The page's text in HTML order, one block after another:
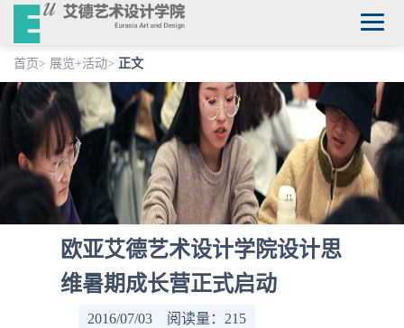
首页> 展览+活动> 正文
欧亚艾德艺术设计学院设计思
维暑期成长营正式启动
2016/07/03 阅读量： 215